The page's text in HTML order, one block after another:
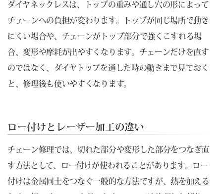
ダイヤネックレスは、トップの重みや通し穴の形によって
チェーンへの負担が変わります。トップが同じ場所で動き
にくい場合や、チェーンがトップ部分で強くこすれる場
合、変形や摩耗が出やすくなります。チェーンだけを直す
のではなく、ダイヤトップを通した時の動きまで見ておく
と、修理後も使いやすくなります。
ロー付けとレーザー加工の違い
チェーン修理では、切れた部分や変形した部分をつなぎ直
す方法として、ロー付けが使われることがあります。ロー
付けは金属同士をつなぐ一般的な方法ですが、熱を加える